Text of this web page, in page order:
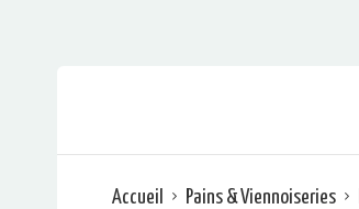
Accueil Pains & Viennoiseries